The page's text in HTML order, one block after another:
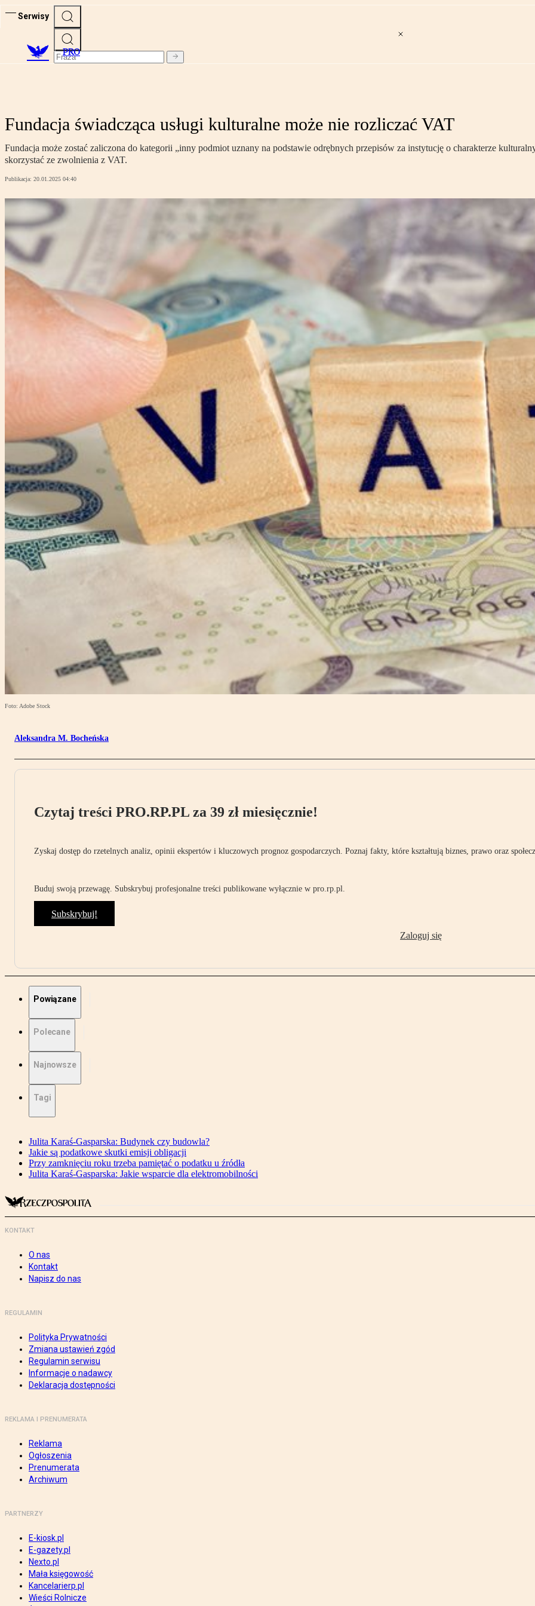
Serwisy
PRO
Fundacja świadcząca usługi kulturalne może nie rozliczać VAT
Fundacja może zostać zaliczona do kategorii „inny podmiot uznany na podstawie odrębnych przepisów za instytucję o charakterze
skorzystać ze zwolnienia z VAT.
Publikacja: 20.01.2025 04:40
Foto: Adobe Stock
Aleksandra M. Bocheńska
Czytaj treści PRO.RP.PL za 39 zł miesięcznie!
Zyskaj dostęp do rzetelnych analiz, opinii ekspertów i kluczowych prognoz gospodarczych. Poznaj fakty, które kształtują biznes, prawo oraz
Buduj swoją przewagę. Subskrybuj profesjonalne treści publikowane wyłącznie w pro.rp.pl.
Subskrybuj!
Zaloguj się
Powiązane
Polecane
Najnowsze
Tagi
Julita Karaś-Gasparska: Budynek czy budowla?
Jakie są podatkowe skutki emisji obligacji
Przy zamknięciu roku trzeba pamiętać o podatku u źródła
Julita Karaś-Gasparska: Jakie wsparcie dla elektromobilności
KONTAKT
O nas
Kontakt
Napisz do nas
REGULAMIN
Polityka Prywatności
Zmiana ustawień zgód
Regulamin serwisu
Informacje o nadawcy
Deklaracja dostępności
REKLAMA I PRENUMERATA
Reklama
Ogłoszenia
Prenumerata
Archiwum
PARTNERZY
E-kiosk.pl
E-gazety.pl
Nexto.pl
Mała księgowość
Kancelarierp.pl
Wieści Rolnicze